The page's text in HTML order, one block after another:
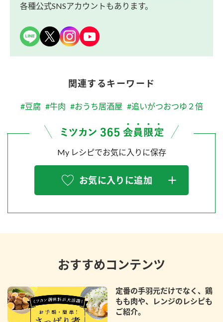
各種公式SNSアカウントもあります。
関連するキーワード
#豆腐 #牛肉 #おうち居酒屋 #追いがつおつゆ２倍
My レシピでお気に入りに保存
お気に入りに追加
おすすめコンテンツ
定番の手羽元だけでなく、鶏
もも肉や、レンジのレシピも
ご紹介。